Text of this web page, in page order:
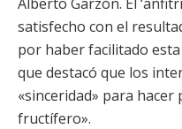
satisfecho con el
por haber facilitado
que destacó que los
«sinceridad» para
fructífero».